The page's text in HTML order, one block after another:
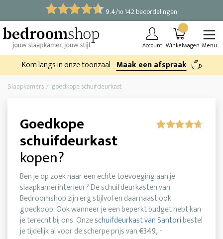
9.4/10 142 beoordelingen
Account Winkelwagen Menu
Kom langs in onze toonzaal -Maak een afspraak
Slaapkamers goedkope schuifdeurkast
Goedkope
schuifdeurkast
kopen?
Ben je op zoek naar een echte toevoeging aan je
slaapkamerinterieur? De schuifdeurkasten van
Bedroomshop zijn erg stijlvol en daarnaast ook
goedkoop. Ook wanneer je een beperkt budget hebt kan
je terecht bij ons. Onzeschuifdeurkast van Santoribestel
je tijdelijk al voor de scherpe prijs van€349, -